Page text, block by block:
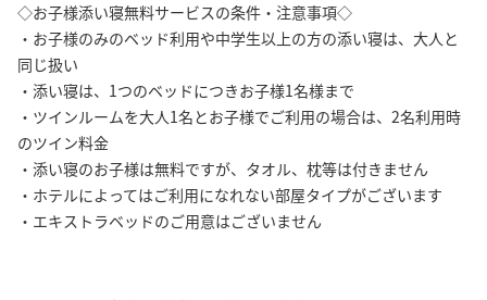
◇お子様添い寝無料サービスの条件・注意事項◇
・お子様のみのベッド利用や中学生以上の方の添い寝は、大人と
同じ扱い
・添い寝は、1つのベッドにつきお子様1名様まで
・ツインルームを大人1名とお子様でご利用の場合は、2名利用時
のツイン料金
・添い寝のお子様は無料ですが、タオル、枕等は付きません
・ホテルによってはご利用になれない部屋タイプがございます
・エキストラベッドのご用意はございません